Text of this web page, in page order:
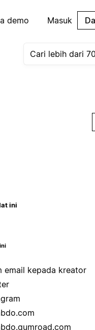
demo Masuk
ini
email kepada kreator